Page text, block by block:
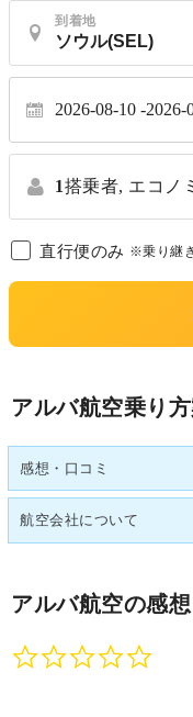
到着地
2026-08-10 2026-
1搭乗者, エコノ
直行便のみ ※乗り継
アルバ航空乗り
感想・口コミ
航空会社について
アルバ航空の感